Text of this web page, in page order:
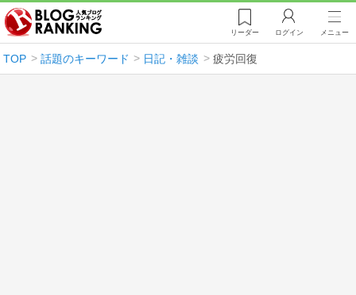
リーダー ログイン メニュー
TOP 話題のキーワード 日記・雑談 疲労回復